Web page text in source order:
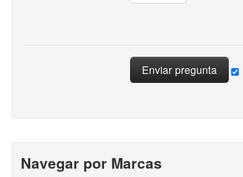
Navegar por Marcas